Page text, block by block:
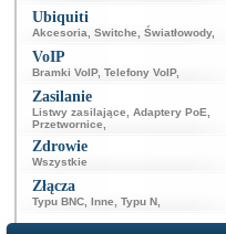
Ubiquiti
Akcesoria Switche Światłowody,
VoIP
Bramki VoIP, Telefony VoIP,
Zasilanie
Listwy zasilające Adaptery PoE
Przetwornice
Zdrowie
Wszystkie
Złącza
Typu BNC Inne Typu N